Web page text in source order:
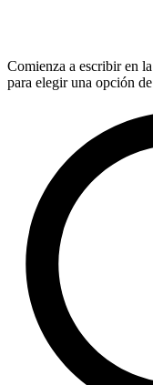
Comienza a escribir en
para elegir una opción